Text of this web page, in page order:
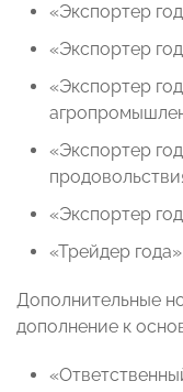
«Экспортер
«Экспортер
«Экспортер
«Экспортер
«Экспортер
«Трейдер года».
Дополнительные
дополнение к